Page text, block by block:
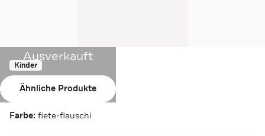
Ausverkauft
Ähnliche Produkte
Kinder
ERGOBAG
Farbe: fiete-flauschi